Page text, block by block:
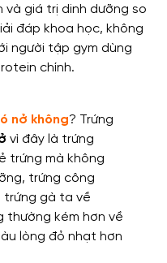
giá trị dinh dưỡng so
đáp khoa học, không
người tập gym dùng
chính.
nở không? Trứng
vì đây là trứng
trứng mà không
trứng công
trứng gà ta về
thường kém hơn về
lòng đỏ nhạt hơn